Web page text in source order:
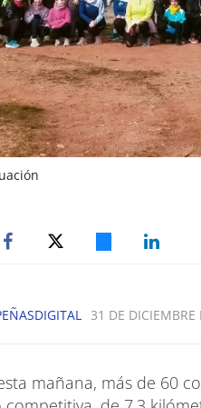
31 DE
mañana, más de 60